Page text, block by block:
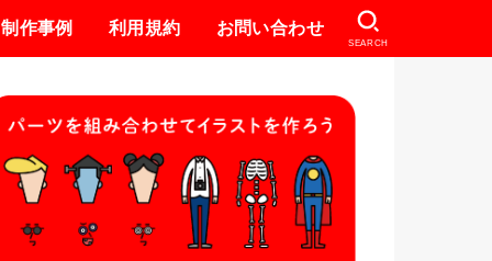
制作事例 利用規約 お問い合わせ
SEARCH